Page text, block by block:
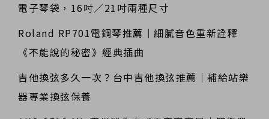
電子琴袋，16吋／21吋兩種尺寸
Roland RP701電鋼琴推薦｜細膩音色重新詮釋
《不能說的秘密》經典插曲
吉他換弦多久一次？台中吉他換弦推薦｜補給站樂
器專業換弦保養